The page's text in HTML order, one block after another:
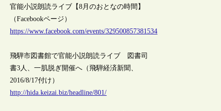
官能小説朗読ライブ【8月のおとなの時間】
（Facebookページ）
https://www.facebook.com/events/329500857381534
飛騨市図書館で官能小説朗読ライブ 図書司
書3人、一肌脱ぎ開催へ（飛騨経済新聞、
2016/8/17付け）
http://hida.keizai.biz/headline/801/